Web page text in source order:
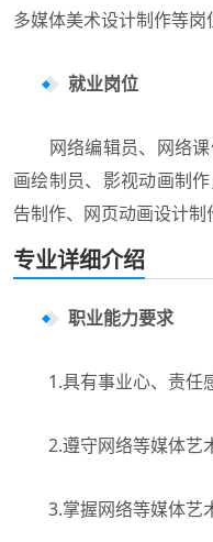
多媒体美术设计制作等岗
就业岗位
网络编辑员、网络课
画绘制员、影视动画制
告制作、网页动画设计
专业详细介绍
职业能力要求
1.具有事业心、责任
2.遵守网络等媒体艺
3.掌握网络等媒体艺